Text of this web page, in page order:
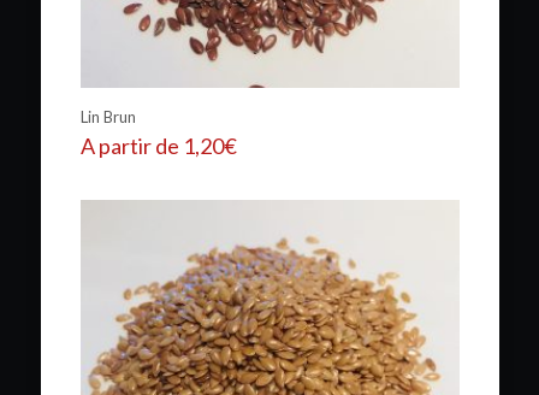
Lin Brun
A partir de 1,20€